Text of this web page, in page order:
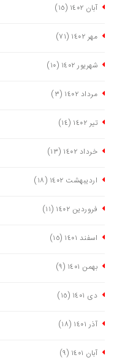
آبان ١٤٠٢ (١٥)
مهر ١٤٠٢ (٧١)
شهریور ١٤٠٢ (١٠)
مرداد ١٤٠٢ (٣)
تیر ١٤٠٢ (١٤)
خرداد ١٤٠٢ (١٣)
اردیبهشت ١٤٠٢ (١٨)
فروردین ١٤٠٢ (١١)
اسفند ١٤٠١ (١٥)
بهمن ١٤٠١ (٩)
دی ١٤٠١ (١٥)
آذر ١٤٠١ (١٨)
آبان ١٤٠١ (٩)